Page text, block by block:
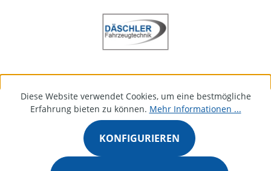
Diese Website verwendet Cookies, um eine bestmögliche
Erfahrung bieten zu können. Mehr Informationen ...
KONFIGURIEREN